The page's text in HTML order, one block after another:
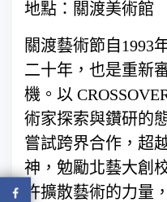
地點：關渡美術館
關渡藝術節自1993
二十年，也是重新
機。以
術家探索與鑽研的
嘗試跨界合作，超
神，勉勵北藝大創
許擴散藝術的力量